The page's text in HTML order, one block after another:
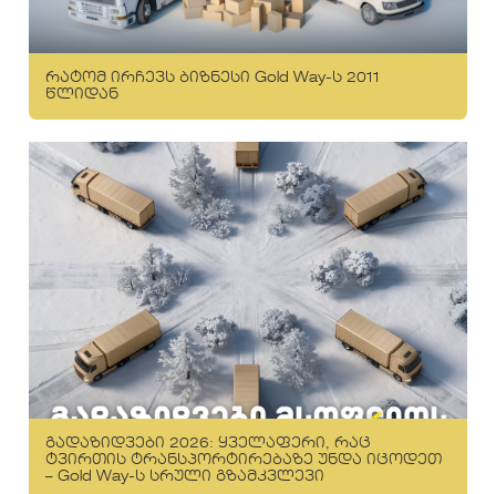
რატომ ირჩევს ბიზნესი Gold Way-ს 2011
წლიდან
გადაზიდვები 2026: ყველაფერი, რაც
ტვირთის ტრანსპორტირებაზე უნდა იცოდეთ
– Gold Way-ს სრული გზამკვლევი